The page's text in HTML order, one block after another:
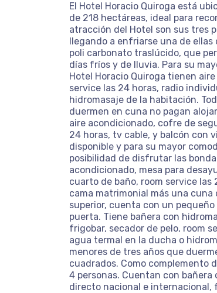
El Hotel Horacio Quiroga está
de 218 hectáreas, ideal para
atracción del Hotel son sus tres
llegando a enfriarse una de
poli carbonato traslúcido, que
días fríos y de lluvia. Para su
Hotel Horacio Quiroga tienen
service las 24 horas, radio
hidromasaje de la habitación.
duermen en cuna no pagan
aire acondicionado, cofre de
24 horas, tv cable, y balcón con
disponible y para su mayor
posibilidad de disfrutar las
acondicionado, mesa para
cuarto de baño, room service
cama matrimonial más una
superior, cuenta con un
puerta. Tiene bañera con
frigobar, secador de pelo, room
agua termal en la ducha o
menores de tres años que
cuadrados. Como complemento
4 personas. Cuentan con
directo nacional e internacional,